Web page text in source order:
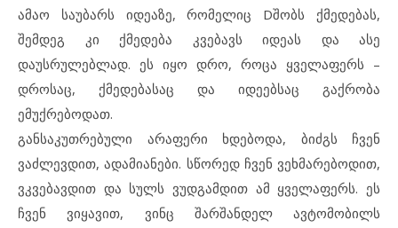
ამაო საუბარს იდეაზე, რომელიც Dშობს ქმედებას,
შემდეგ კი ქმედება კვებავს იდეას და ასე
დაუსრულებლად. ეს იყო დრო, როცა ყველაფერს –
დროსაც, ქმედებასაც და იდეებსაც გაქრობა
ემუქრებოდათ.
განსაკუთრებული არაფერი ხდებოდა, ბიძგს ჩვენ
ვაძლევდით, ადამიანები. სწორედ ჩვენ ვეხმარებოდით,
ვკვებავდით და სულს ვუდგამდით ამ ყველაფერს. ეს
ჩვენ ვიყავით, ვინც შარშანდელ ავტომობილს